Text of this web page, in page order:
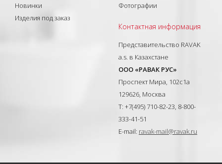
Новинки
Изделия под заказ
Фотографии
Контактная информация
Представительство RAVAK
a.s. в Казахстане
ООО «РАВАК РУС»
Проспект Мира, 102с1а
129626, Москва
T: +7(495) 710-82-23, 8-800-
333-41-51
E-mail: ravak-mail@ravak.ru